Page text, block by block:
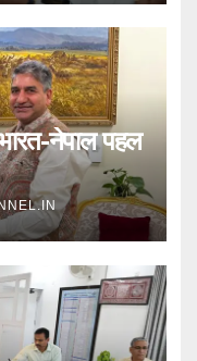
नेपाल पहल